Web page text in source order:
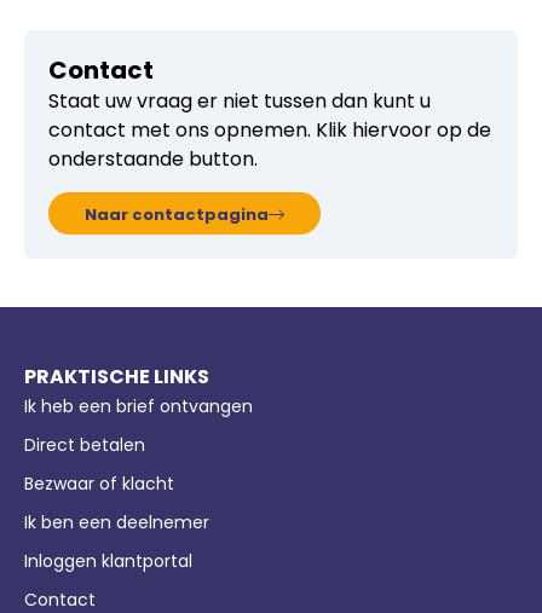
Contact
Staat uw vraag er niet tussen dan kunt u
contact met ons opnemen. Klik hiervoor op de
onderstaande button.
Naar contactpagina
PRAKTISCHE LINKS
Ik heb een brief ontvangen
Direct betalen
Bezwaar of klacht
Ik ben een deelnemer
Inloggen klantportal
Contact